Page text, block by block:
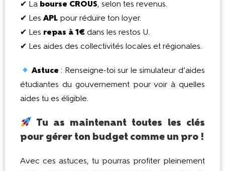
✔ La bourse CROUS, selon tes revenus.
✔ LesAPL pour réduire ton loyer.
✔ Les repas à 1€ dans les restos U.
✔ Les aides des collectivités locales et régionales.
Astuce : Renseigne-toi sur le simulateur d’aides
étudiantes du gouvernement pour voir à quelles
aides tu es éligible.
Tu as maintenant toutes les clés
pour gérer ton budget comme un pro !
Avec ces astuces, tu pourras profiter pleinement